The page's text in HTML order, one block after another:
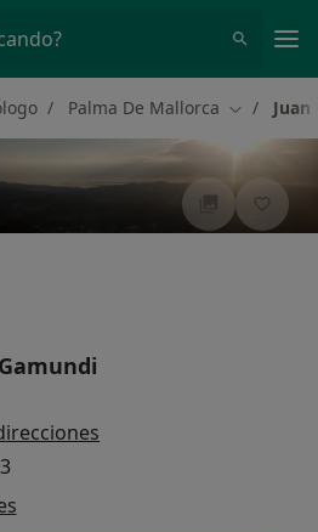
Palma De Mallorca Cambiar